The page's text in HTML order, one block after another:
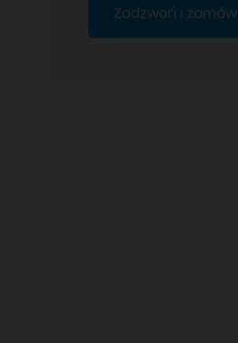
Zadzwoń i zamów